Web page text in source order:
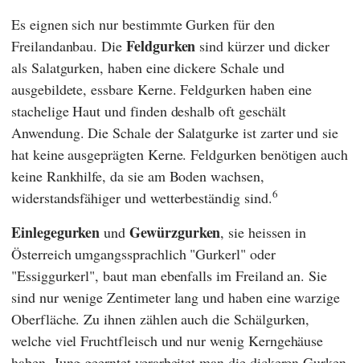
Es eignen sich nur bestimmte Gurken für den
Freilandanbau. Die Feldgurken sind kürzer und dicker
als Salatgurken, haben eine dickere Schale und
ausgebildete, essbare Kerne. Feldgurken haben eine
stachelige Haut und finden deshalb oft geschält
Anwendung. Die Schale der Salatgurke ist zarter und sie
hat keine ausgeprägten Kerne. Feldgurken benötigen auch
keine Rankhilfe, da sie am Boden wachsen,
widerstandsfähiger und wetterbeständig sind.6
EinlegegurkenundGewürzgurken, sie heissen in
Österreich umgangssprachlich "Gurkerl" oder
"Essiggurkerl", baut man ebenfalls im Freiland an. Sie
sind nur wenige Zentimeter lang und haben eine warzige
Oberfläche. Zu ihnen zählen auch die Schälgurken,
welche viel Fruchtfleisch und nur wenig Kerngehäuse